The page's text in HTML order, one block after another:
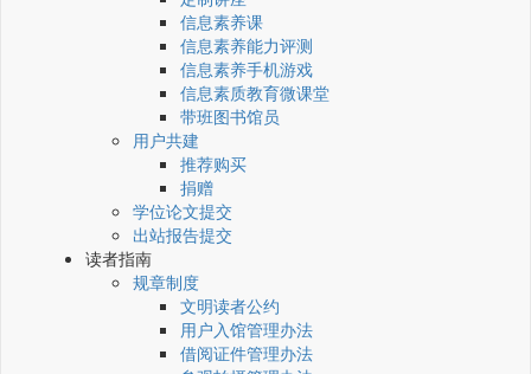
信息素养课
信息素养能力评测
信息素养手机游戏
信息素质教育微课堂
带班图书馆员
用户共建
推荐购买
捐赠
学位论文提交
出站报告提交
读者指南
规章制度
文明读者公约
用户入馆管理办法
借阅证件管理办法